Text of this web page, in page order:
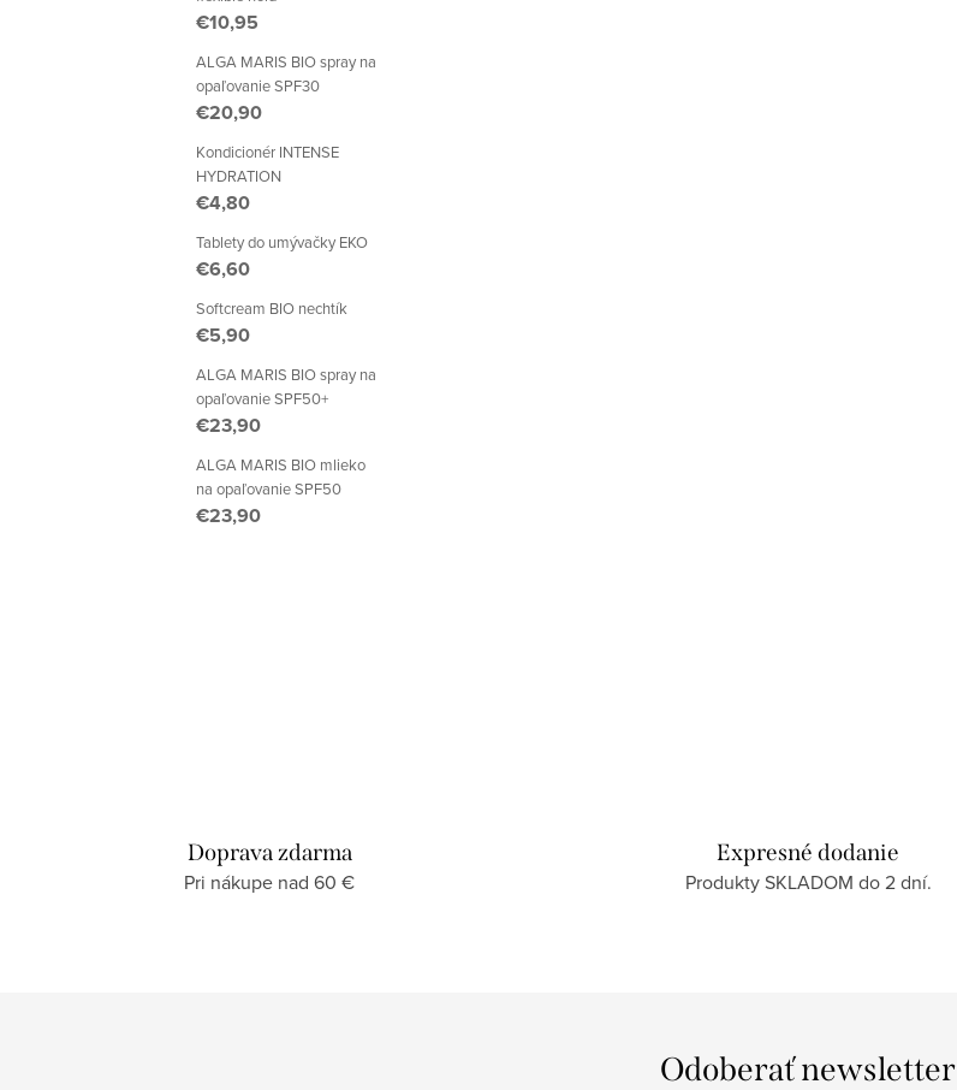
€10,95
ALGA MARIS BIO spray na
opaľovanie SPF30
€20,90
Kondicionér INTENSE
HYDRATION
€4,80
Tablety do umývačky EKO
€6,60
Softcream BIO nechtík
€5,90
ALGA MARIS BIO spray na
opaľovanie SPF50+
€23,90
ALGA MARIS BIO mlieko
na opaľovanie SPF50
€23,90
Doprava zdarma
Pri nákupe nad 60 €
Expresné dodanie
Produkty SKLADOM do 2 dní.
Odoberať newsletter